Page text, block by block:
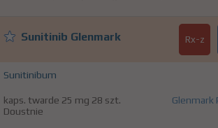
Sunitinib Glenmark Rx-z
Sunitinibum
kaps. twarde 25 mg 28 szt.
Doustnie
Glenmark